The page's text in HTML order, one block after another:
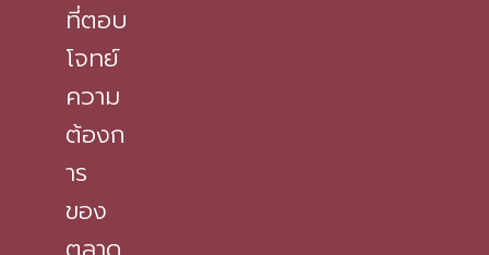
ที่ตอบ
โจทย์
ความ
ต้องก
าร
ของ